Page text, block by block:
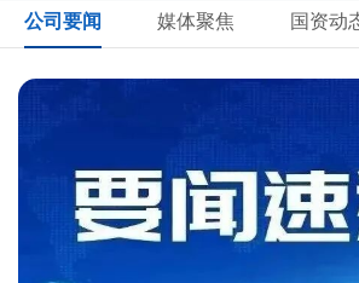
公司要闻 媒体聚焦 国资动